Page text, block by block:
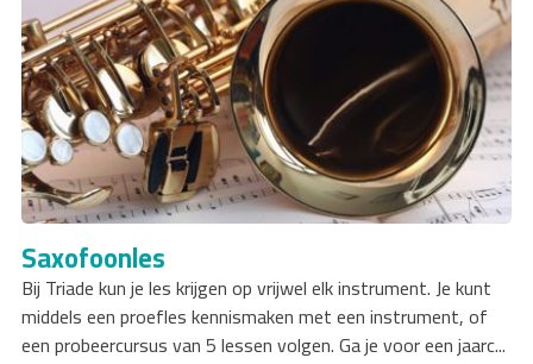
Saxofoonles
Bij Triade kun je les krijgen op vrijwel elk instrument. Je kunt
middels een proefles kennismaken met een instrument, of
een probeercursus van 5 lessen volgen. Ga je voor een jaarc...